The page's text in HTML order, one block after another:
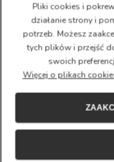
plecaki, wymagają
poliuretanu (PU) lub
wodoodporne.
względzie jak
W ten sposób
stanie znieść więcej
Cecha ta, w
wykorzystywany w
Pliki cookies i
działanie strony i
potrzeb. Możesz
tych plików i przejść
swoich
Więcej o plikach